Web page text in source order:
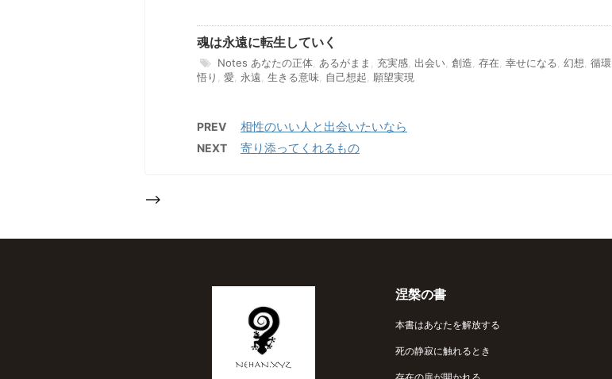
魂は永遠に転生していく
Notes あなたの正体 あるがまま 充実感 出会い 創造 存在 幸せになる 幻想 循環
悟り
愛 永遠 生きる意味 自己想起 願望実現
PREV 相性のいい人と出会いたいなら
NEXT 寄り添ってくれるもの
-->
涅槃の書
本書はあなたを解放する
死の静寂に触れるとき